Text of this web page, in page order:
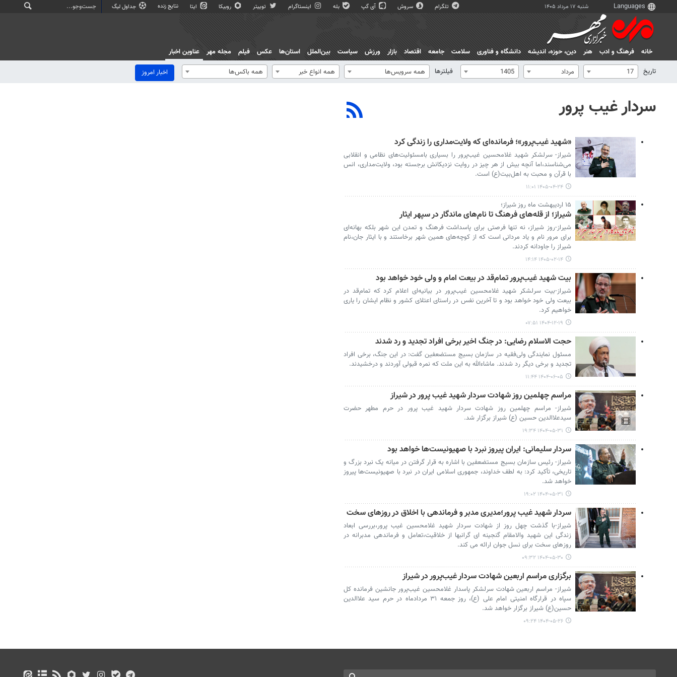
شنبه ۱۷ مرداد ۱۴۰۵ تلگرام سروش آی گپ بله اینستاگرام توییتر روبیکا ایتا نتایج زنده جداول لیگ
خانه فرهنگ و ادب هنر دين، حوزه، انديشه دانشگاه و فناوری سلامت جامعه اقتصاد بازار ورزش سیاست بین‌الملل استان‌ها عکس فیلم مجله مهر
عناوین اخبار
تاریخ
17 مرداد 1405 فیلترها همه سرویس‌ها همه انواع خبر همه باکس‌ها اخبار امروز
سردار غیب پرور
«شهید غیب‌پرور»؛ فرمانده‌ای که ولایت‌مداری را زندگی کرد
شیراز- سرلشکر شهید غلامحسین غیب‌پرور را بسیاری بامسئولیت‌های نظامی و انقلابی
می‌شناسند،اما آنچه بیش از هر چیز در روایت نزدیکانش برجسته بود، ولایت‌مداری، انس
با قرآن و محبت به اهل‌بیت(ع) است.
۱۴۰۵-۰۴-۲۴ ۱۱:۰۱
۱۵ اردیبهشت ماه روز شیراز؛
شیراز؛ از قله‌های فرهنگ تا نام‌های ماندگار در سپهر ایثار
شیراز-روز شیراز، نه تنها فرصتی برای پاسداشت فرهنگ و تمدن این شهر بلکه بهانه‌ای
برای مرور نام و یاد مردانی است که از کوچه‌های همین شهر برخاستند و با ایثار جان،نام
شیراز را جاودانه کردند.
۱۴۰۵-۰۲-۱۴ ۱۴:۱۴
بیت شهید غیب‌پرور تمام‌قد در بیعت امام و ولی خود خواهد بود
شیراز-بیت سرلشکر شهید غلامحسین غیب‌پرور در بیانیه‌ای اعلام کرد که تمام‌قد در
بیعت ولی خود خواهد بود و تا آخرین نفس در راستای اعتلای کشور و نظام ایشان را یاری
خواهیم کرد.
۱۴۰۴-۱۲-۱۹ ۰۷:۵۱
حجت الاسلام رضایی: در جنگ اخیر برخی افراد تجدید و رد شدند
مسئول نمایندگی ولی‌فقیه در سازمان بسیج مستضعفین گفت: در این جنگ، برخی افراد
تجدید و برخی دیگر رد شدند. ماشاءالله به این ملت که نمره قبولی آوردند و درخشیدند.
۱۴۰۴-۰۶-۰۵ ۱۱:۴۴
مراسم چهلمین روز شهادت سردار شهید غیب پرور در شیراز
شیراز- مراسم چهلمین روز شهادت سردار شهید غیب پرور در حرم مطهر حضرت
سیدعلاالدین حسین (ع) شیراز برگزار شد.
۱۴۰۴-۰۵-۳۱ ۱۹:۳۴
سردار سلیمانی: ایران پیروز نبرد با صهیونیست‌ها خواهد بود
شیراز- رئیس سازمان بسیج مستضعفین با اشاره به قرار گرفتن در میانه یک نبرد بزرگ و
تاریخی، تأکید کرد: به لطف خداوند، جمهوری اسلامی ایران در نبرد با صهیونیست‌ها پیروز
خواهد شد.
۱۴۰۴-۰۵-۳۱ ۱۹:۰۲
سردار شهید غیب پرور؛مدیری مدبر و فرماندهی با اخلاق در روزهای سخت
شیراز-با گذشت چهل روز از شهادت سردار شهید غلامحسین غیب پرور،بررسی ابعاد
زندگی این شهید والامقام گنجینه ای گرانبها از خلاقیت،تعامل و فرماندهی مدبرانه در
روزهای سخت برای نسل جوان ارائه می کند.
۱۴۰۴-۰۵-۳۰ ۰۹:۳۲
برگزاری مراسم اربعین شهادت سردار غیب‌پرور در شیراز
شیراز- مراسم اربعین شهادت سرلشکر پاسدار غلامحسین غیب‌پرور جانشین فرمانده کل
سپاه در قرارگاه امنیتی امام علی (ع)، روز جمعه ۳۱ مردادماه در حرم سید علاالدین
حسین(ع) شیراز برگزار خواهد شد.
۱۴۰۴-۰۵-۲۶ ۰۹:۲۴